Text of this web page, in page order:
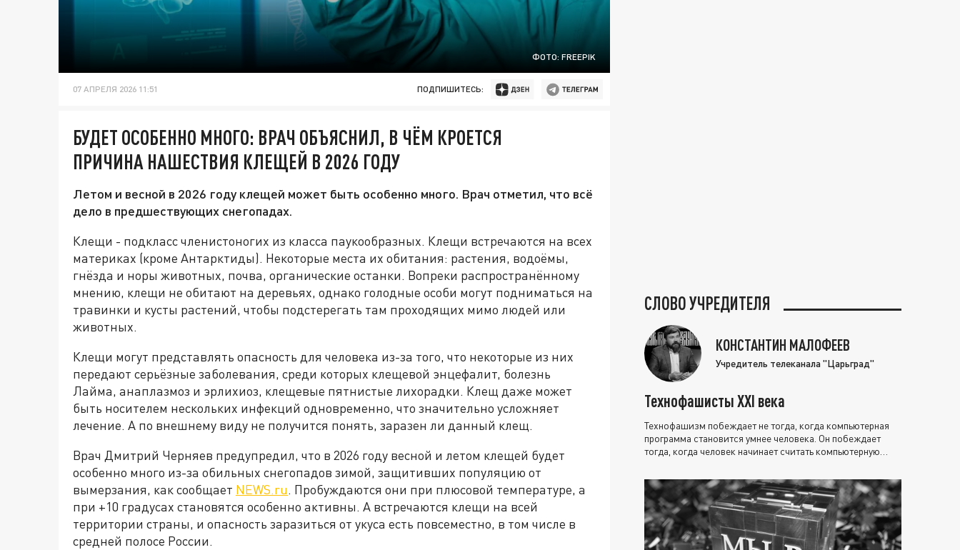
ФОТО: FREEPIK
07 АПРЕЛЯ 2026 11:51 ПОДПИШИТЕСЬ:
БУДЕТ ОСОБЕННО МНОГО: ВРАЧ ОБЪЯСНИЛ, В ЧЁМ КРОЕТСЯ
ПРИЧИНА НАШЕСТВИЯ КЛЕЩЕЙ В 2026 ГОДУ
Летом и весной в 2026 году клещей может быть особенно много. Врач отметил, что всё
дело в предшествующих снегопадах.
Клещи - подкласс членистоногих из класса паукообразных. Клещи встречаются на всех
материках (кроме Антарктиды). Некоторые места их обитания: растения, водоёмы,
гнёзда и норы животных, почва, органические останки. Вопреки распространённому
мнению, клещи не обитают на деревьях, однако голодные особи могут подниматься на
травинки и кусты растений, чтобы подстерегать там проходящих мимо людей или
животных.
Клещи могут представлять опасность для человека из-за того, что некоторые из них
передают серьёзные заболевания, среди которых клещевой энцефалит, болезнь
Лайма, анаплазмоз и эрлихиоз, клещевые пятнистые лихорадки. Клещ даже может
быть носителем нескольких инфекций одновременно, что значительно усложняет
лечение. А по внешнему виду не получится понять, заразен ли данный клещ.
Врач Дмитрий Черняев предупредил, что в 2026 году весной и летом клещей будет
особенно много из-за обильных снегопадов зимой, защитивших популяцию от
вымерзания, как сообщает NEWS.ru. Пробуждаются они при плюсовой температуре, а
при +10 градусах становятся особенно активны. А встречаются клещи на всей
территории страны, и опасность заразиться от укуса есть повсеместно, в том числе в
средней полосе России.
СЛОВО УЧРЕДИТЕЛЯ
КОНСТАНТИН МАЛОФЕЕВ
Учредитель телеканала "Царьград"
Технофашисты XXI века
Технофашизм побеждает не тогда, когда компьютерная
программа становится умнее человека. Он побеждает
тогда, когда человек начинает считать компьютерную